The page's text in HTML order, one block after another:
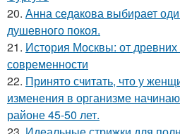
20. Анна седакова выбирает
душевного покоя.
21. История Москвы: от
современности
22. Принято считать, что у
изменения в организме
районе 45-50 лет.